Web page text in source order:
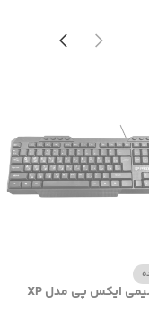
کیبورد سیمی ایکس پی مدل XP